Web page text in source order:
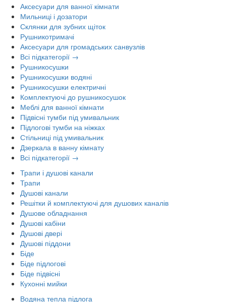
Аксесуари для ванної кімнати
Мильниці і дозатори
Склянки для зубних щіток
Рушникотримачі
Аксесуари для громадських санвузлів
Всі підкатегорії →
Рушникосушки
Рушникосушки водяні
Рушникосушки електричні
Комплектуючі до рушникосушок
Меблі для ванної кімнати
Підвісні тумби під умивальник
Підлогові тумби на ніжках
Стільниці під умивальник
Дзеркала в ванну кімнату
Всі підкатегорії →
Трапи і душові канали
Трапи
Душові канали
Решітки й комплектуючі для душових каналів
Душове обладнання
Душові кабіни
Душові двері
Душові піддони
Біде
Біде підлогові
Біде підвісні
Кухонні мийки
Водяна тепла підлога